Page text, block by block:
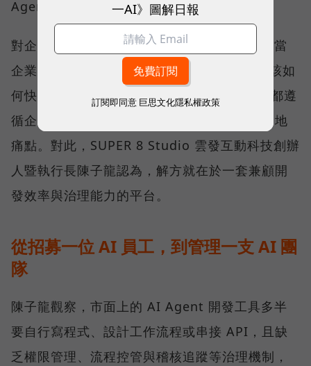
Agent。
對企業來說，打造一隻 AI Agent 並不難，但當
企業需求的是數十、甚至數百隻 Agent 時，該如
何快速招募、有效管理，並確保每位 AI 員工都遵
循企業的權限規範與治理機制，成了普遍的落地
痛點。對此，SUPER 8 Studio 雲發互動科技創辦
人暨執行長陳子龍認為，解方就在於一套兼顧開
發效率與治理能力的平台。
從招募一位 AI 員工，到管理一支 AI 團
隊
陳子龍觀察，市面上的 AI Agent 開發工具多半
要自行寫程式、設計工作流程或串接 API，且缺
乏權限管理、流程控管與稽核追蹤等治理機制，
一AI》圖解日報
訂閱即同意 巨思文化隱私權政策